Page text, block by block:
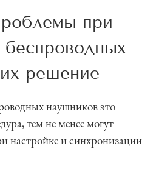
при
решение
наушников это
тем не менее могут
настройке и синхронизации